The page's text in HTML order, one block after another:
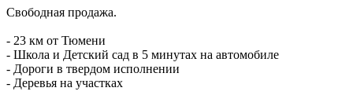
Свободная продажа.
- 23 км от Тюмени
- Школа и Детский сад в 5 минутах на автомобиле
- Дороги в твердом исполнении
- Деревья на участках